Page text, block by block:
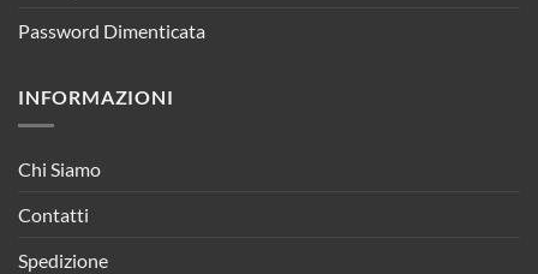
Password Dimenticata
INFORMAZIONI
Chi Siamo
Contatti
Spedizione